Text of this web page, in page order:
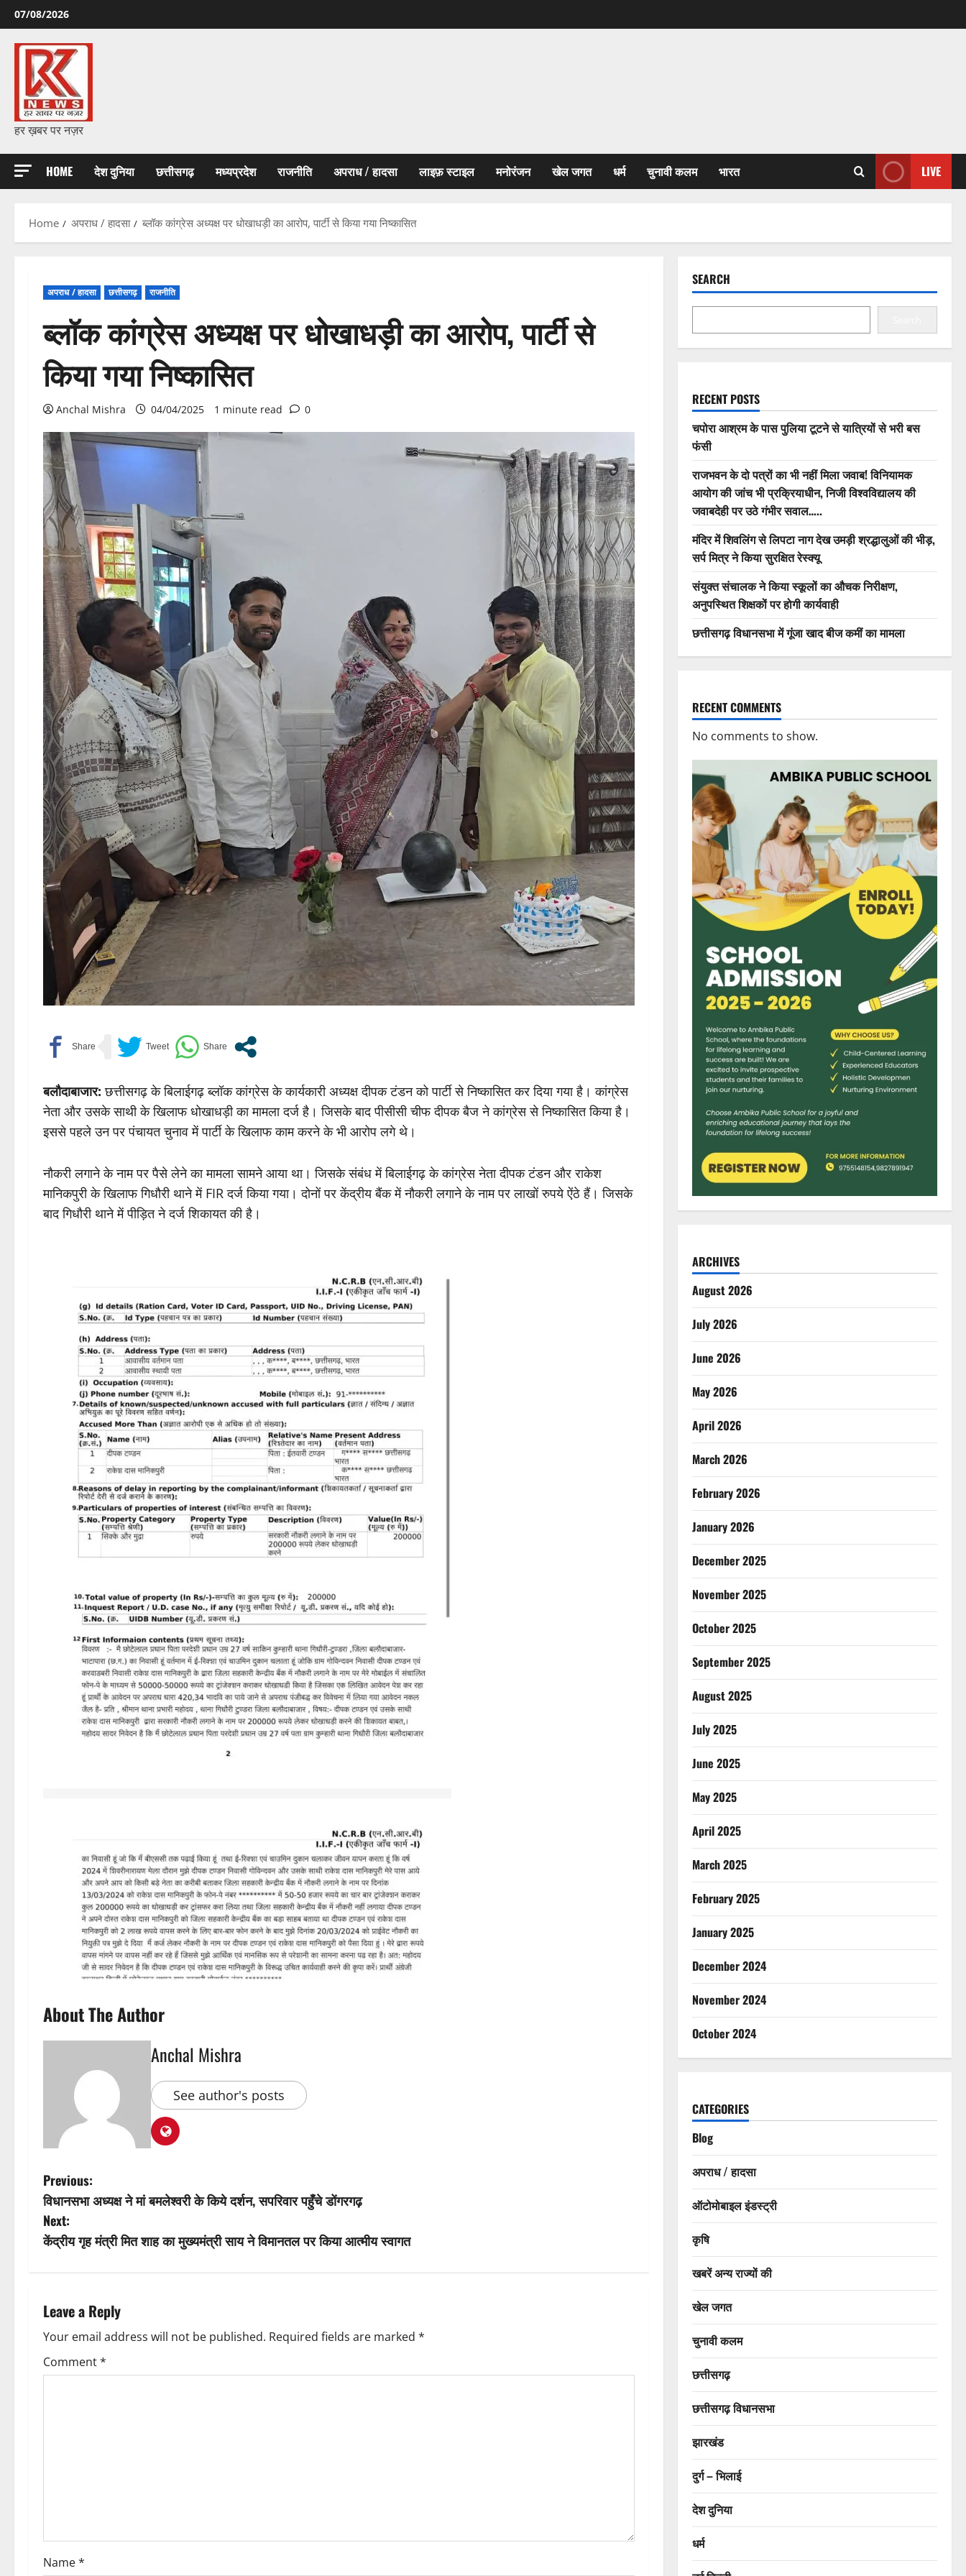
Skip
to
content
07/08/2026
हर ख़बर पर नज़र
HOME देश दुनिया छत्तीसगढ़ मध्यप्रदेश राजनीति अपराध / हादसा लाइफ़ स्टाइल मनोरंजन खेल जगत धर्म चुनावी कलम भारत LIVE
Home अपराध / हादसा ब्लॉक कांग्रेस अध्यक्ष पर धोखाधड़ी का आरोप, पार्टी से किया गया निष्कासित
अपराध / हादसा छत्तीसगढ़ राजनीति
ब्लॉक कांग्रेस अध्यक्ष पर धोखाधड़ी का आरोप, पार्टी से
किया गया निष्कासित
Anchal Mishra 04/04/2025 1 minute read 0
बलौदाबाजार: छत्तीसगढ़ के बिलाईगढ़ ब्लॉक कांग्रेस के कार्यकारी अध्यक्ष दीपक टंडन को पार्टी से निष्कासित कर दिया गया है। कांग्रेस
नेता और उसके साथी के खिलाफ धोखाधड़ी का मामला दर्ज है। जिसके बाद पीसीसी चीफ दीपक बैज ने कांग्रेस से निष्कासित किया है।
इससे पहले उन पर पंचायत चुनाव में पार्टी के खिलाफ काम करने के भी आरोप लगे थे।
नौकरी लगाने के नाम पर पैसे लेने का मामला सामने आया था। जिसके संबंध में बिलाईगढ़ के कांग्रेस नेता दीपक टंडन और राकेश
मानिकपुरी के खिलाफ गिधौरी थाने में FIR दर्ज किया गया। दोनों पर केंद्रीय बैंक में नौकरी लगाने के नाम पर लाखों रुपये ऐंठे हैं। जिसके
बाद गिधौरी थाने में पीड़ित ने दर्ज शिकायत की है।
About The Author
Anchal Mishra
See author's posts
P
o
s
n
a
v
o
Previous:
विधानसभा अध्यक्ष ने मां बमलेश्वरी के किये दर्शन, सपरिवार पहुँचे डोंगरगढ़
Next:
केंद्रीय गृह मंत्री मित शाह का मुख्यमंत्री साय ने विमानतल पर किया आत्मीय स्वागत
Leave a Reply
Your email address will not be published. Required fields are marked *
Comment*
Name*
SEARCH
RECENT POSTS
चपोरा आश्रम के पास पुलिया टूटने से यात्रियों से भरी बस
फंसी
राजभवन के दो पत्रों का भी नहीं मिला जवाब! विनियामक
आयोग की जांच भी प्रक्रियाधीन, निजी विश्वविद्यालय की
जवाबदेही पर उठे गंभीर सवाल…..
मंदिर में शिवलिंग से लिपटा नाग देख उमड़ी श्रद्धालुओं की भीड़,
सर्प मित्र ने किया सुरक्षित रेस्क्यू
संयुक्त संचालक ने किया स्कूलों का औचक निरीक्षण,
अनुपस्थित शिक्षकों पर होगी कार्यवाही
छत्तीसगढ़ विधानसभा में गूंजा खाद बीज कमीं का मामला
RECENT COMMENTS
No comments to show.
ARCHIVES
August 2026
July 2026
June 2026
May 2026
April 2026
March 2026
February 2026
January 2026
December 2025
November 2025
October 2025
September 2025
August 2025
July 2025
June 2025
May 2025
April 2025
March 2025
February 2025
January 2025
December 2024
November 2024
October 2024
CATEGORIES
Blog
अपराध / हादसा
ऑटोमोबाइल इंडस्ट्री
कृषि
खबरें अन्य राज्यों की
खेल जगत
चुनावी कलम
छत्तीसगढ़
छत्तीसगढ़ विधानसभा
झारखंड
दुर्ग – भिलाई
देश दुनिया
धर्म